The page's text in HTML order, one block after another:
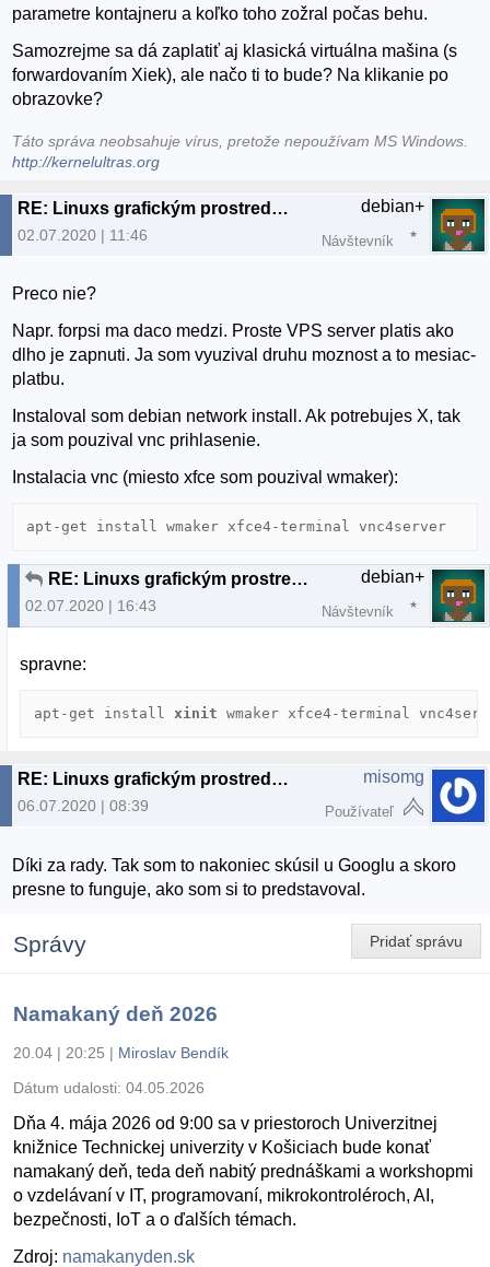
parametre kontajneru a koľko toho zožral počas behu.
Samozrejme sa dá zaplatiť aj klasická virtuálna mašina (s
forwardovaním Xiek), ale načo ti to bude? Na klikanie po
obrazovke?
Táto správa neobsahuje vírus, pretože nepoužívam MS Windows.
http://kernelultras.org
RE: Linuxs grafickým prostredím v cloude
02.07.2020 | 11:46
debian+
Návštevník
Preco nie?
Napr. forpsi ma daco medzi. Proste VPS server platis ako
dlho je zapnuti. Ja som vyuzival druhu moznost a to mesiac-
platbu.
Instaloval som debian network install. Ak potrebujes X, tak
ja som pouzival vnc prihlasenie.
Instalacia vnc (miesto xfce som pouzival wmaker):
apt-get install wmaker xfce4-terminal vnc4server
RE: Linuxs grafickým prostredím v cloude
02.07.2020 | 16:43
debian+
Návštevník
spravne:
apt-get install xinit wmaker xfce4-terminal
RE: Linuxs grafickým prostredím v cloude
06.07.2020 | 08:39
misomg
Používateľ
Díki za rady. Tak som to nakoniec skúsil u Googlu a skoro
presne to funguje, ako som si to predstavoval.
Pridať správu
Správy
Namakaný deň 2026
20.04 | 20:25 | Miroslav Bendík
Dátum udalosti: 04.05.2026
Dňa 4. mája 2026 od 9:00 sa v priestoroch Univerzitnej
knižnice Technickej univerzity v Košiciach bude konať
namakaný deň, teda deň nabitý prednáškami a workshopmi
o vzdelávaní v IT, programovaní, mikrokontroléroch, AI,
bezpečnosti, IoT a o ďalších témach.
Zdroj: namakanyden.sk